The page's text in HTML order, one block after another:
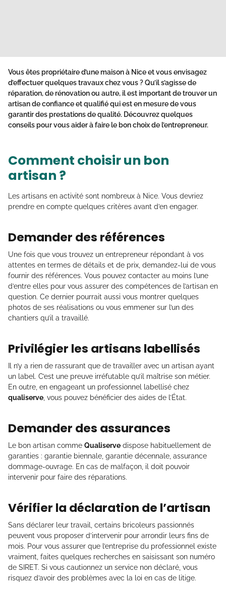
Vous êtes propriétaire d’une maison à Nice et vous envisagez
d’effectuer quelques travaux chez vous ? Qu’il s’agisse de
réparation, de rénovation ou autre, il est important de trouver un
artisan de confiance et qualifié qui est en mesure de vous
garantir des prestations de qualité. Découvrez quelques
conseils pour vous aider à faire le bon choix de l’entrepreneur.
Comment choisir un bon
artisan ?
Les artisans en activité sont nombreux à Nice. Vous devriez
prendre en compte quelques critères avant d’en engager.
Demander des références
Une fois que vous trouvez un entrepreneur répondant à vos
attentes en termes de détails et de prix, demandez-lui de vous
fournir des références. Vous pouvez contacter au moins l’une
d’entre elles pour vous assurer des compétences de l’artisan en
question. Ce dernier pourrait aussi vous montrer quelques
photos de ses réalisations ou vous emmener sur l’un des
chantiers qu’il a travaillé.
Privilégier les artisans labellisés
Il n’y a rien de rassurant que de travailler avec un artisan ayant
un label. C’est une preuve irréfutable qu’il maîtrise son métier.
En outre, en engageant un professionnel labellisé chez
qualiserve, vous pouvez bénéficier des aides de l’État.
Demander des assurances
Le bon artisan comme Qualiserve dispose habituellement de
garanties : garantie biennale, garantie décennale, assurance
dommage-ouvrage. En cas de malfaçon, il doit pouvoir
intervenir pour faire des réparations.
Vérifier la déclaration de l’artisan
Sans déclarer leur travail, certains bricoleurs passionnés
peuvent vous proposer d’intervenir pour arrondir leurs fins de
mois. Pour vous assurer que l’entreprise du professionnel existe
vraiment, faites quelques recherches en saisissant son numéro
de SIRET. Si vous cautionnez un service non déclaré, vous
risquez d’avoir des problèmes avec la loi en cas de litige.